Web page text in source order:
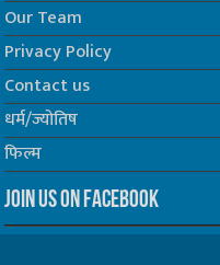
Our Team
Privacy Policy
Contact us
धर्म/ज्योतिष
फिल्म
Join us on Facebook